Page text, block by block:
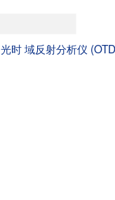
时 域反射分析仪